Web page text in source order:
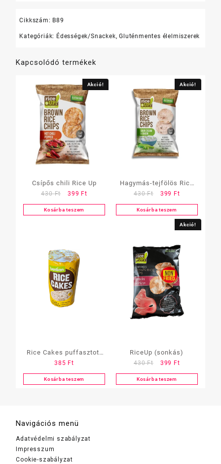
Cikkszám: B89
Kategóriák: Édességek/Snackek,Gluténmentes élelmiszerek
Kapcsolódó termékek
Akció!
Csípős chili Rice Up
430Ft
Original
price
was:
399 FtCurrent
price
is:
Kosárba teszem
Akció!
Hagymás-tejfölös Rice
Up
430Ft
Original
price
was:
430 Ft.
399 FtCurrent
price
is:
399 Ft.
Kosárba teszem
Rice Cakes puffasztott
rizs
Lenmag&napraforgómag
385 Ft
Kosárba teszem
Akció!
RiceUp (sonkás)
430Ft
Original
price
was:
399 FtCurrent
price
is:
Kosárba teszem
Navigációs menü
Adatvédelmi szabályzat
Impresszum
Cookie-szabályzat